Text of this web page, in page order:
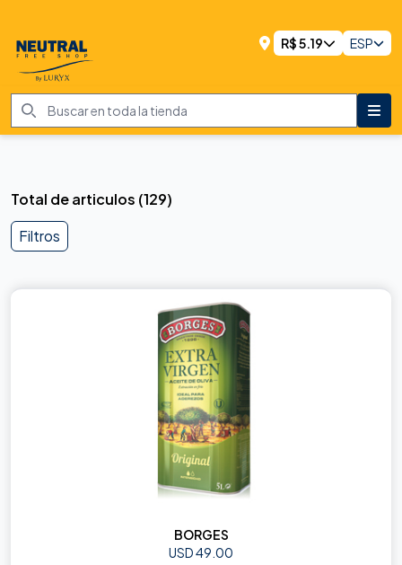
R$5.19 ESP
Total de articulos (129)
Filtros
BORGES
USD 49.00